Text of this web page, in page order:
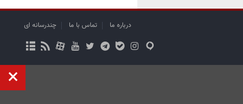
درباره ما تماس با ما چندرسانه ای